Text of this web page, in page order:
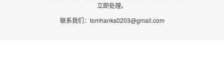
立即处理。
联系我们： tomhanks0203@gmail.com